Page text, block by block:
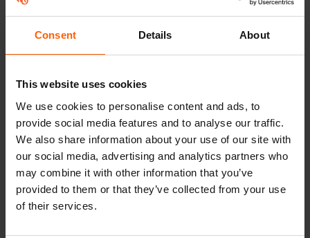
Consent Details About
This website uses cookies
We use cookies to personalise content and ads, to
provide social media features and to analyse our traffic.
We also share information about your use of our site with
our social media, advertising and analytics partners who
may combine it with other information that you’ve
provided to them or that they’ve collected from your use
of their services.
opnieuw.
Maar daar bleef het niet bij.
Door onze koffieverkoop in 2025 hebben we daarnaast
organisatie die zich specifiek richt op het versterken van de
mentale gezondheid van jongeren in Nederland. Ze
verbinden initiatieven, investeren in preventie en zorgen
dat mentale veerkracht structureel op de agenda staat.
Dat we inmiddels meer dan €8000 hebben kunnen
doneren aan MIND en MIND Us, is geen eindpunt. Het is
een tussenstand.